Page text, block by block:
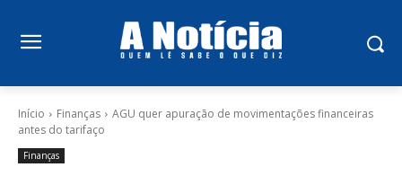
Início Finanças
AGU quer apuração de movimentações financeiras
antes do tarifaço
Finanças